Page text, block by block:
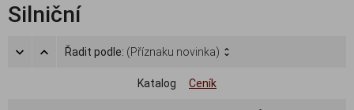
Silniční
Řadit podle: (Příznaku novinka)
Katalog Ceník